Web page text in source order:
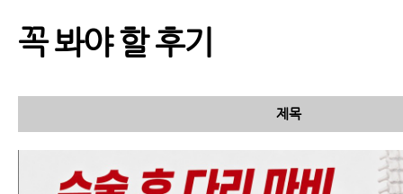
허리협착증이 아니라 디
꼭 봐야 할 후기
제목